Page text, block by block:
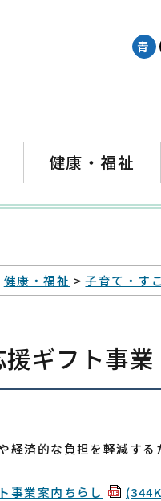
青
健康・福祉
健康・福祉 >子育て・す
ギフト事業
経済的な負担を軽減する
事業案内ちらし